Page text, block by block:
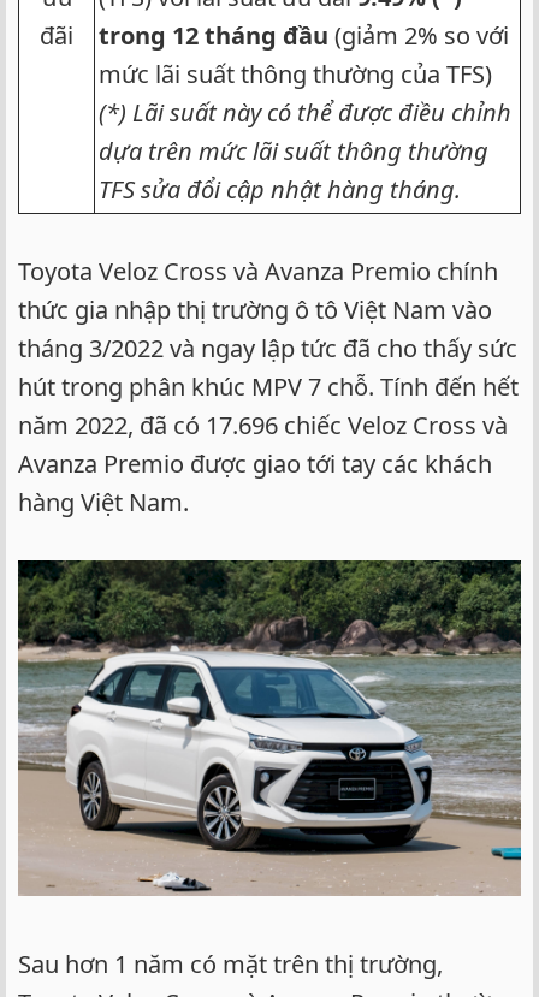
đãi​
trong 12 tháng đầu (giảm 2% so với
mức lãi suất thông thường của TFS)
(*) Lãi suất này có thể được điều chỉnh
dựa trên mức lãi suất thông thường
TFS sửa đổi cập nhật hàng tháng.
Toyota Veloz Cross và Avanza Premio chính
thức gia nhập thị trường ô tô Việt Nam vào
tháng 3/2022 và ngay lập tức đã cho thấy sức
hút trong phân khúc MPV 7 chỗ. Tính đến hết
năm 2022, đã có 17.696 chiếc Veloz Cross và
Avanza Premio được giao tới tay các khách
hàng Việt Nam.
Sau hơn 1 năm có mặt trên thị trường,